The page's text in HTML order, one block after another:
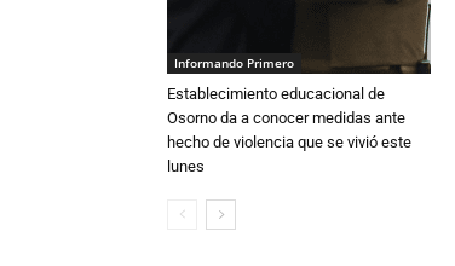
Informando Primero
Establecimiento educacional de
Osorno da a conocer medidas ante
hecho de violencia que se vivió este
lunes